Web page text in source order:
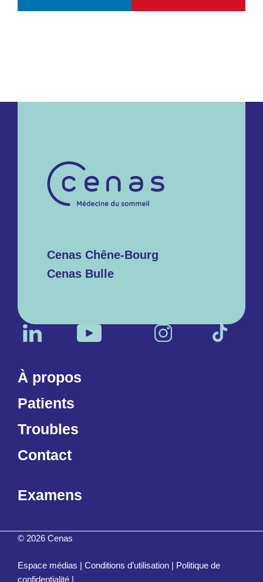
À propos
Patients
Troubles
Contact
Examens
Cenas Chêne-Bourg
Cenas Bulle
© 2026 Cenas
Espace médias | Conditions d’utilisation | Politique de
confidentialité |